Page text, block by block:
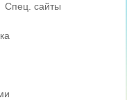
Спец. сайты